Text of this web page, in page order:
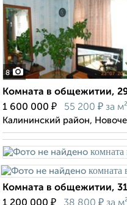
8
Комната в общежитии,
1 600 000 ₽ 55 200 ₽ за м²
Калининский район,
Комната в общежитии,
₽ ₽